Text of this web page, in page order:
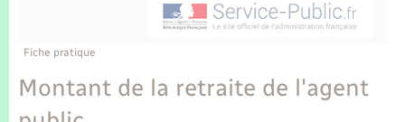
Organisation d’événement
La Communauté de communes
Fiche pratique
Montant de la retraite de l'agent